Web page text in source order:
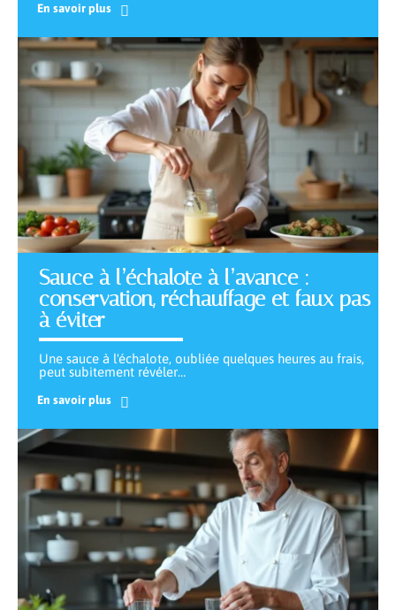
En savoir plus
Sauce à l’échalote à l’avance :
conservation, réchauffage et faux pas
à éviter
Une sauce à l'échalote, oubliée quelques heures au frais,
peut subitement révéler…
En savoir plus